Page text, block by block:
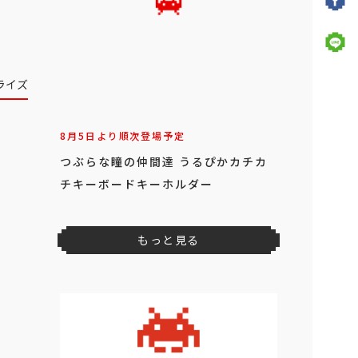
イズ
8月5日より順次登場予定
つぶらな瞳の仲間達 うるぴかカチカ
チキーボードキーホルダー
もっと見る